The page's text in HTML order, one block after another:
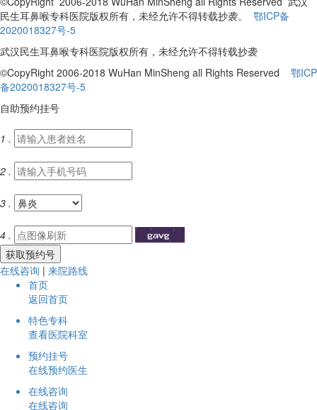
民生耳鼻喉专科医院版权所有，未经允许不得转载抄袭。 鄂ICP备
2020018327号-5
武汉民生耳鼻喉专科医院版权所有，未经允许不得转载抄袭
©CopyRight 2006-2018 WuHan MinSheng all Rights Reserved 鄂ICP
备2020018327号-5
自助预约挂号
1 .
2 .
3 .
4 .
在线咨询 | 来院路线
首页
返回首页
特色专科
查看医院科室
预约挂号
在线预约医生
在线咨询
在线咨询